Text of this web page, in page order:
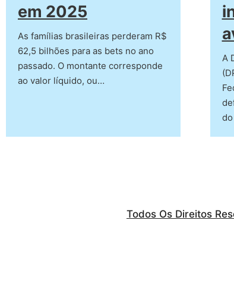
em 2025
As famílias brasileiras perderam R$
62,5 bilhões para as bets no ano
passado. O montante corresponde
ao valor líquido, ou…
A
Todos Os Direitos